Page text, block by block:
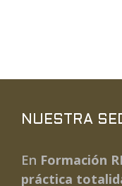
NUESTRA
En Formación
práctica